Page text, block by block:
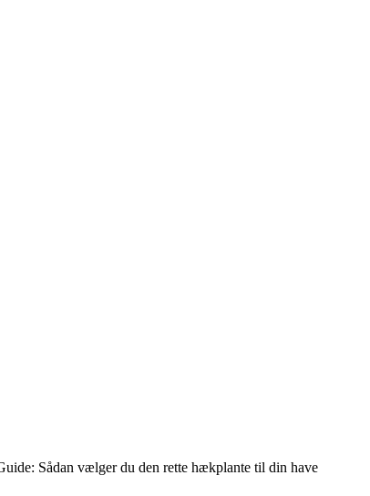
Sådan vælger du den rette hækplante til din have